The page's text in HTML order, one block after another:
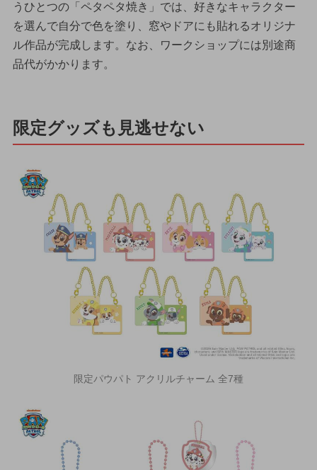
うひとつの「ペタペタ焼き」では、好きなキャラクター
を選んで自分で色を塗り、窓やドアにも貼れるオリジナ
ル作品が完成します。なお、ワークショップには別途商
品代がかかります。
限定グッズも見逃せない
限定パウパト アクリルチャーム 全7種